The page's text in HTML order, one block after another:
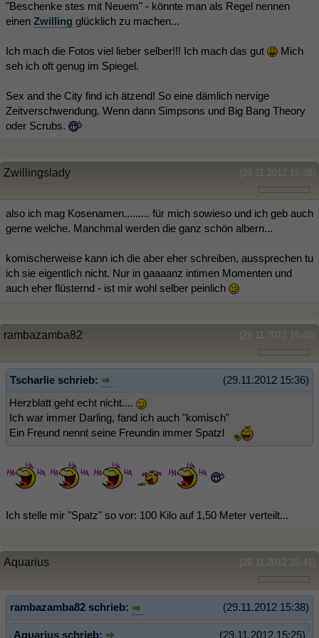
"Beschenke stes mit Neuem" - könnte man als Regel nennen
einen Zwilling glücklich zu machen...
Ich mach die Fotos viel lieber selber!!! Ich mach das gut
Mich
seh ich oft genug im Spiegel.
Sex and the City find ich ätzend! So eine dämlich nervige
Zeitverschwendung. Wenn dann Simpsons und Big Bang Theory
oder Scrubs.
(29.11.2012 15:38)
Zwillingslady
also ich mag Kosenamen......... für mich sowieso und ich geb auch
gerne welche. Manchmal werden die ganz schön albern...
komischerweise kann ich die aber eher schreiben, aussprechen tu
ich sie eigentlich nicht. Nur in gaaaanz intimen Momenten und
auch eher flüsternd - ist mir wohl selber peinlich
(29.11.2012 15:40)
rambazamba82
(29.11.2012 15:36)
Tscharlie schrieb:
Herzblatt geht echt nicht....
Ich war immer Darling, fand ich auch "komisch"
Ein Freund nennt seine Freundin immer Spatzl
Ich stelle mir "Spatz" so vor: 100 Kilo auf 1,50 Meter verteilt...
(29.11.2012 15:41)
Aquarius
(29.11.2012 15:38)
rambazamba82 schrieb:
(29.11.2012 15:25)
Aquarius schrieb: